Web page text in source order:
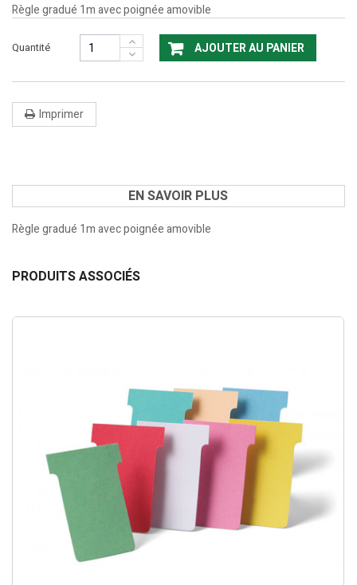
Règle gradué 1m avec poignée amovible
Quantité AJOUTER AU PANIER
Imprimer
EN SAVOIR PLUS
Règle gradué 1m avec poignée amovible
PRODUITS ASSOCIÉS